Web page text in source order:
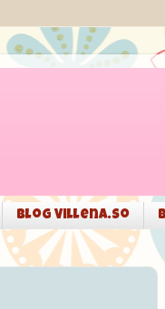
Blog Villena.so